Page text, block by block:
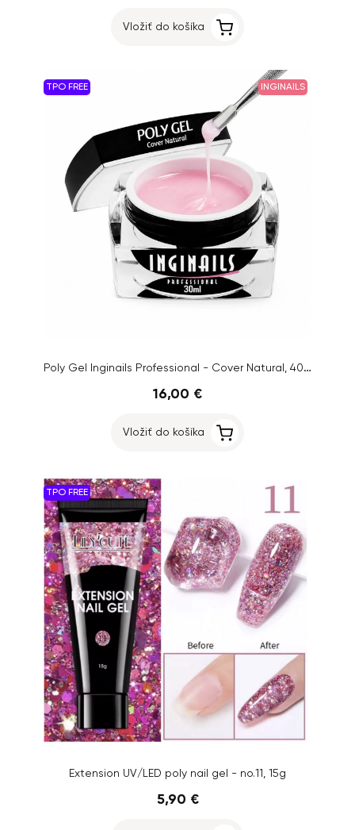
Vložiť do košíka
TPO FREE INGINAILS
Poly Gel Inginails Professional - Cover Natural, 40ml
16,00 €
Vložiť do košíka
TPO FREE
Extension UV/LED poly nail gel - no.11, 15g
5,90 €